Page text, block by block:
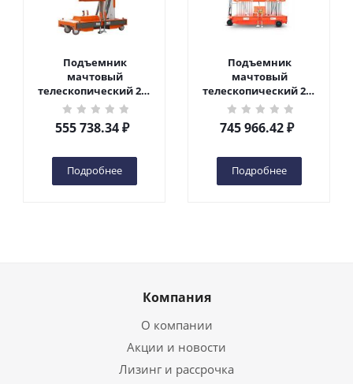
Подъемник
мачтовый
телескопический 200
кг 6 м TOR GTWY6-200S
DC 2-мачтовый
(автономный) (G) в
555 738.34₽
Подробнее
Подъемник
мачтовый
телескопический 200
кг 10 м TOR GTWY10-
200S DC 2-мачтовый
(автономный) (N) в
745 966.42₽
Подробнее
Компания
О компании
Акции и новости
Лизинг и рассрочка